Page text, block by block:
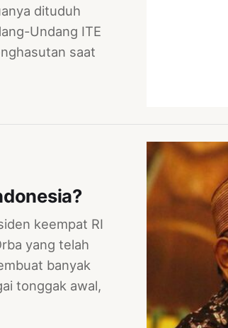
dituduh
Undang ITE
saat
keempat RI
yang telah
banyak
tonggak awal,